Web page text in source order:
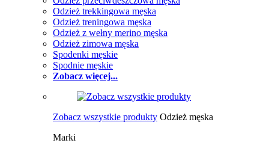
Odzież trekkingowa męska
Odzież treningowa męska
Odzież z wełny merino męska
Odzież zimowa męska
Spodenki męskie
Spodnie męskie
Zobacz więcej...
Zobacz wszystkie produkty Odzież męska
Marki